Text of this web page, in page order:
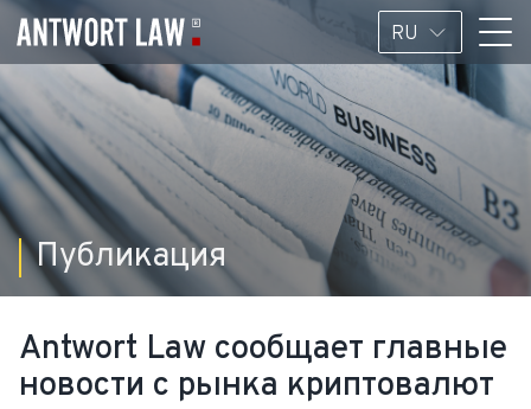
RU
Публикация
Antwort Law сообщает главные
новости с рынка криптовалют